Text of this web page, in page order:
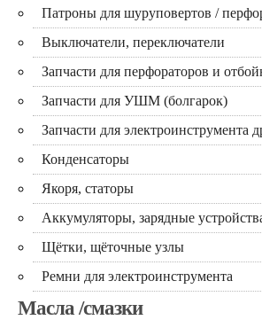
Патроны для шуруповертов /
Выключатели, переключатели
Запчасти для перфораторов и
Запчасти для УШМ (болгарок)
Запчасти для электроинструмента
Конденсаторы
Якоря, статоры
Аккумуляторы, зарядные
Щётки, щёточные узлы
Ремни для электроинструмента
Масла /смазки